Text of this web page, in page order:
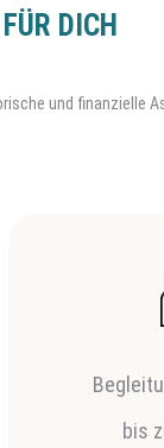
DICH
und finanzielle
bis